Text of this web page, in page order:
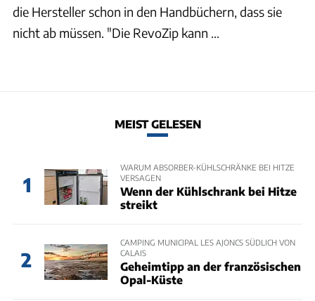
die Hersteller schon in den Handbüchern, dass sie
nicht ab müssen. "Die RevoZip kann ...
MEIST GELESEN
1
WARUM ABSORBER-KÜHLSCHRÄNKE BEI HITZE
VERSAGEN
Wenn der Kühlschrank bei Hitze
streikt
2
CAMPING MUNICIPAL LES AJONCS SÜDLICH VON
CALAIS
Geheimtipp an der französischen
Opal-Küste